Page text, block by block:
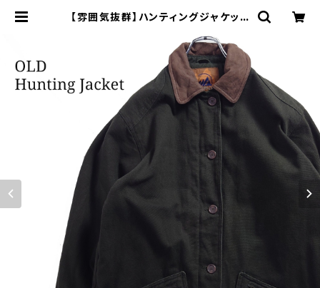
【雰囲気抜群】ハンティングジャケット
カジ | オンライン古着屋 9chord